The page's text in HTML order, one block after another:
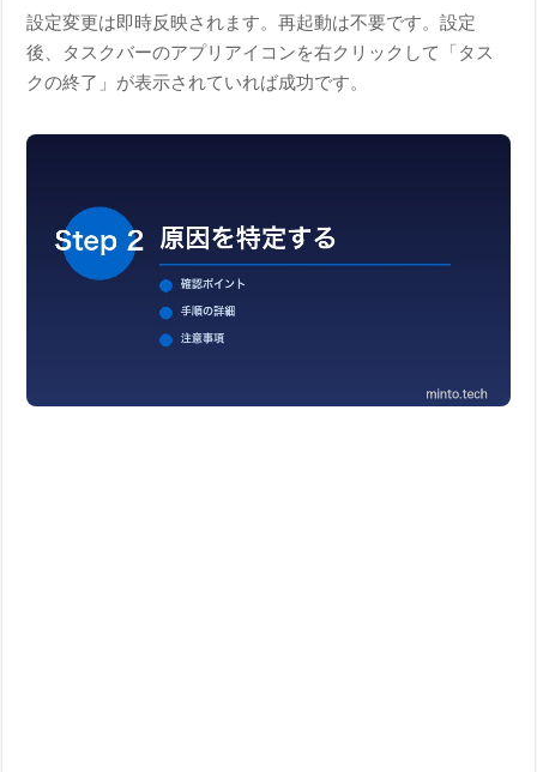
設定変更は即時反映されます。再起動は不要です。設定
後、タスクバーのアプリアイコンを右クリックして「タス
クの終了」が表示されていれば成功です。